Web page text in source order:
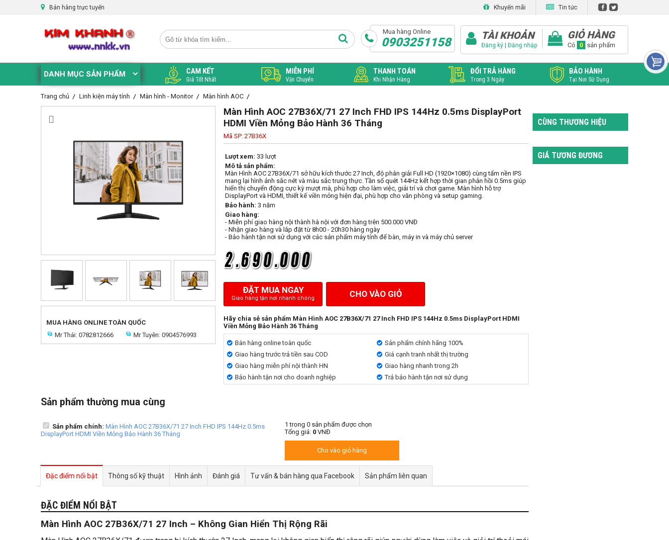
Bán hàng trực tuyến Khuyến mãi Tin tức
Mua hàng Online
0903251158 TÀI KHOẢN
Đăng ký | Đăng nhập
GIỎ HÀNG
Có 0 sản phẩm
DANH MỤC SẢN PHẨM CAM KẾT
Giá Tốt Nhất
MIỄN PHÍ
Vận Chuyển
THANH TOÁN
Khi Nhận Hàng
ĐỔI TRẢ HÀNG
Trong 3 Ngày
BẢO HÀNH
Tại Nơi Sử Dụng
Trang chủ Linh kiện máy tính Màn hình - Monitor Màn hình AOC
MUA HÀNG ONLINE TOÀN QUỐC
Mr Thái: 0782812666
Mr Tuyên: 0904576993
Màn Hình AOC 27B36X/71 27 Inch FHD IPS 144Hz 0.5ms DisplayPort
HDMI Viền Mỏng Bảo Hành 36 Tháng
Mã SP: 27B36X
Lượt xem: 33 lượt
Mô tả sản phẩm:
Màn Hình AOC 27B36X/71 sở hữu kích thước 27 Inch, độ phân giải Full HD (1920×1080) cùng tấm nền IPS
mang lại hình ảnh sắc nét và màu sắc trung thực. Tần số quét 144Hz kết hợp thời gian phản hồi 0.5ms giúp
hiển thị chuyển động cực kỳ mượt mà, phù hợp cho làm việc, giải trí và chơi game. Màn hình hỗ trợ
DisplayPort và HDMI, thiết kế viền mỏng hiện đại, phù hợp cho văn phòng và setup gaming.
Bảo hành: 3 năm
Giao hàng:
- Miễn phí giao hàng nội thành hà nội với đơn hàng trên 500.000 VNĐ
- Nhận giao hàng và lắp đặt từ 8h00 - 20h30 hàng ngày
- Bảo hành tận nơi sử dụng với các sản phẩm máy tính để bàn, máy in và máy chủ server
ĐẶT MUA NGAY
Giao hàng tận nơi nhanh chóng CHO VÀO GIỎ
Hãy chia sẻ sản phẩm Màn Hình AOC 27B36X/71 27 Inch FHD IPS 144Hz 0.5ms DisplayPort HDMI
Viền Mỏng Bảo Hành 36 Tháng
Bán hàng online toàn quốc
Sản phẩm chính hãng 100%
Giao hàng trước trả tiền sau COD
Giá cạnh tranh nhất thị trường
Giao hàng miễn phí nội thành HN
Giao hàng nhanh trong 2h
Bảo hành tận nơi cho doanh nghiệp
Trả bảo hành tận nơi sử dụng
Sản phẩm thường mua cùng
Sản phẩm chính: Màn Hình AOC 27B36X/71 27 Inch FHD IPS 144Hz 0.5ms
DisplayPort HDMI Viền Mỏng Bảo Hành 36 Tháng
1 trong 0 sản phẩm được chọn
Tổng giá: 0 VNĐ
Cho vào giỏ hàng
Đặc điểm nổi bật Thông số kỹ thuật Hình ảnh Đánh giá Tư vấn & bán hàng qua Facebook Sản phẩm liên quan
ĐẶC ĐIỂM NỔI BẬT
Màn Hình AOC 27B36X/71 27 Inch – Không Gian Hiển Thị Rộng Rãi
CÙNG THƯƠNG HIỆU
GIÁ TƯƠNG ĐƯƠNG